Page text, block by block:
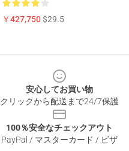
￥427,750$29.5
安心してお買い物
クリックから配送まで24/7保護
100％安全なチェックアウト
PayPal / マスターカード / ビザ